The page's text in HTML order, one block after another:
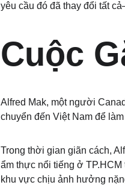
yêu cầu đó đã thay đổi tất
Cuộc
Alfred Mak, một người
chuyển đến Việt Nam để
Trong thời gian giãn cách,
ẩm thực nổi tiếng ở
khu vực chịu ảnh hưởng